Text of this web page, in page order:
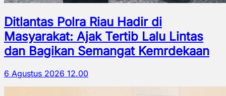
Ditlantas Polra Riau Hadir di
Masyarakat: Ajak Tertib Lalu Lintas
dan Bagikan Semangat Kemrdekaan
6 Agustus 2026 12.00